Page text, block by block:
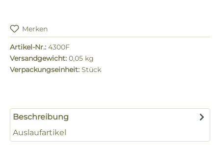
Merken
Artikel-Nr.: 4300F
Versandgewicht: 0,05 kg
Verpackungseinheit: Stück
Beschreibung
Auslaufartikel